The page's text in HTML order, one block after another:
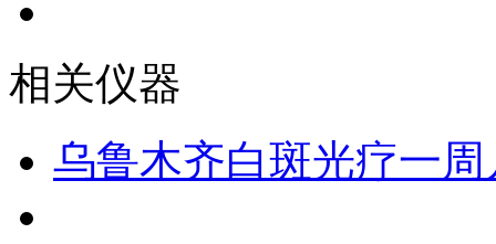
相关仪器
乌鲁木齐白斑光疗一